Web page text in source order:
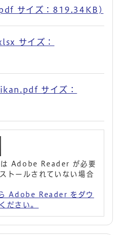
サイズ：819.34KB)
サイズ：
サイズ：
は Adobe Reader が必要
トールされていない場合
Adobe Reader をダウ
ださい。